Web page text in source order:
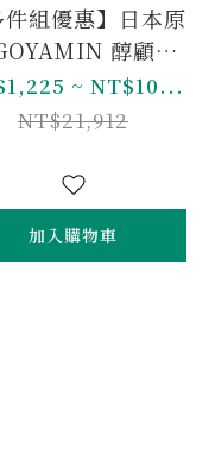
件組優惠】日本原
醇顧寧
本苦瓜多醣體
~ NT$10...
NT$21,912
加入購物車